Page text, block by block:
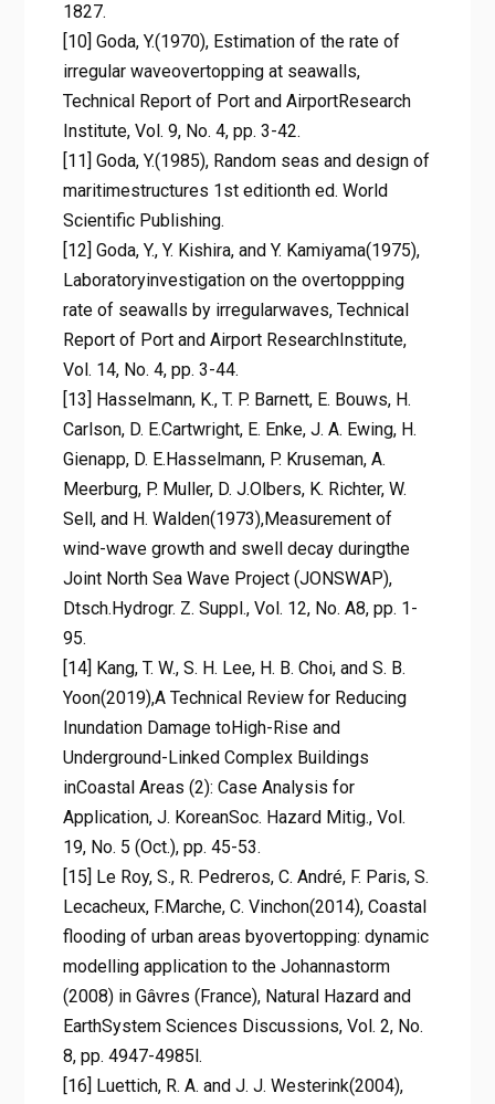
1827.
[10] Goda, Y.(1970), Estimation of the rate of
irregular waveovertopping at seawalls,
Technical Report of Port and AirportResearch
Institute, Vol. 9, No. 4, pp. 3-42.
[11] Goda, Y.(1985), Random seas and design of
maritimestructures 1st editionth ed. World
Scientific Publishing.
[12] Goda, Y., Y. Kishira, and Y. Kamiyama(1975),
Laboratoryinvestigation on the overtoppping
rate of seawalls by irregularwaves, Technical
Report of Port and Airport ResearchInstitute,
Vol. 14, No. 4, pp. 3-44.
[13] Hasselmann, K., T. P. Barnett, E. Bouws, H.
Carlson, D. E.Cartwright, E. Enke, J. A. Ewing, H.
Gienapp, D. E.Hasselmann, P. Kruseman, A.
Meerburg, P. Muller, D. J.Olbers, K. Richter, W.
Sell, and H. Walden(1973),Measurement of
wind-wave growth and swell decay duringthe
Joint North Sea Wave Project (JONSWAP),
Dtsch.Hydrogr. Z. Suppl., Vol. 12, No. A8, pp. 1-
95.
[14] Kang, T. W., S. H. Lee, H. B. Choi, and S. B.
Yoon(2019),A Technical Review for Reducing
Inundation Damage toHigh-Rise and
Underground-Linked Complex Buildings
inCoastal Areas (2): Case Analysis for
Application, J. KoreanSoc. Hazard Mitig., Vol.
19, No. 5 (Oct.), pp. 45-53.
[15] Le Roy, S., R. Pedreros, C. André, F. Paris, S.
Lecacheux, F.Marche, C. Vinchon(2014), Coastal
flooding of urban areas byovertopping: dynamic
modelling application to the Johannastorm
(2008) in Gâvres (France), Natural Hazard and
EarthSystem Sciences Discussions, Vol. 2, No.
8, pp. 4947-4985l.
[16] Luettich, R. A. and J. J. Westerink(2004),